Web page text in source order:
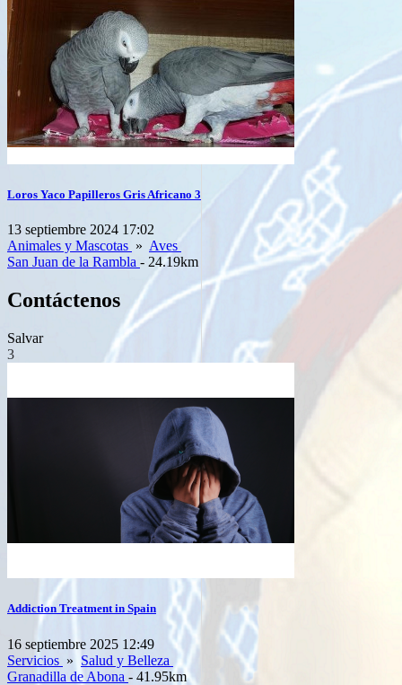
Loros Yaco Papilleros Gris Africano 3
13 septiembre 2024 17:02
Animales y Mascotas » Aves
San Juan de la Rambla - 24.19km
Contáctenos
Salvar
3
Addiction Treatment in Spain
16 septiembre 2025 12:49
Servicios » Salud y Belleza
Granadilla de Abona - 41.95km